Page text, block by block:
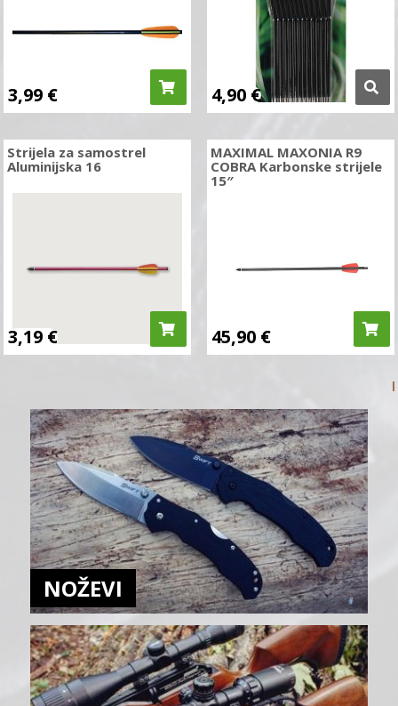
3,99 € 4,90 €
Strijela za samostrel
Aluminijska 16
3,19 €
MAXIMAL MAXONIA R9
COBRA Karbonske strijele
15″
45,90 €
NOŽEVI